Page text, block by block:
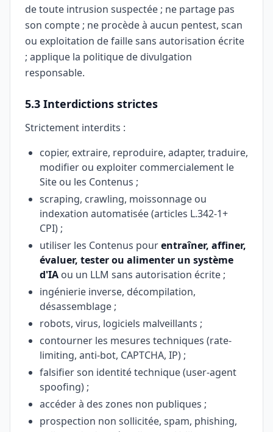
de toute intrusion suspectée ; ne partage pas
son compte ; ne procède à aucun pentest, scan
ou exploitation de faille sans autorisation écrite
; applique la politique de divulgation
responsable.
5.3 Interdictions strictes
Strictement interdits :
copier, extraire, reproduire, adapter, traduire,
modifier ou exploiter commercialement le
Site ou les Contenus ;
scraping, crawling, moissonnage ou
indexation automatisée (articles L.342-1+
CPI) ;
utiliser les Contenus pourentraîner, affiner,
évaluer, tester ou alimenter un système
d'IA ou un LLM sans autorisation écrite ;
ingénierie inverse, décompilation,
désassemblage ;
robots, virus, logiciels malveillants ;
contourner les mesures techniques (rate-
limiting, anti-bot, CAPTCHA, IP) ;
falsifier son identité technique (user-agent
spoofing) ;
accéder à des zones non publiques ;
prospection non sollicitée, spam, phishing,